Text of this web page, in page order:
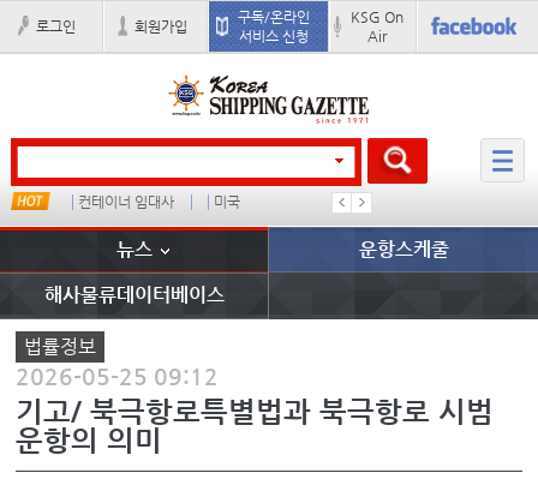
로그인 회원가입
구독/온라인
서비스 신청
KSG On
Air
컨테이너 임대사 미국 �
뉴스 운항스케줄
해사물류데이터베이스
법률정보
2026-05-25 09:12
기고/ 북극항로특별법과 북극항로 시범
운항의 의미